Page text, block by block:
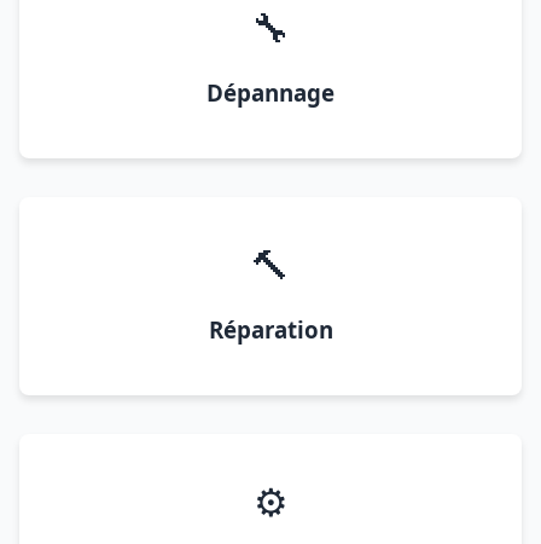
🔧
Dépannage
🔨
Réparation
⚙️